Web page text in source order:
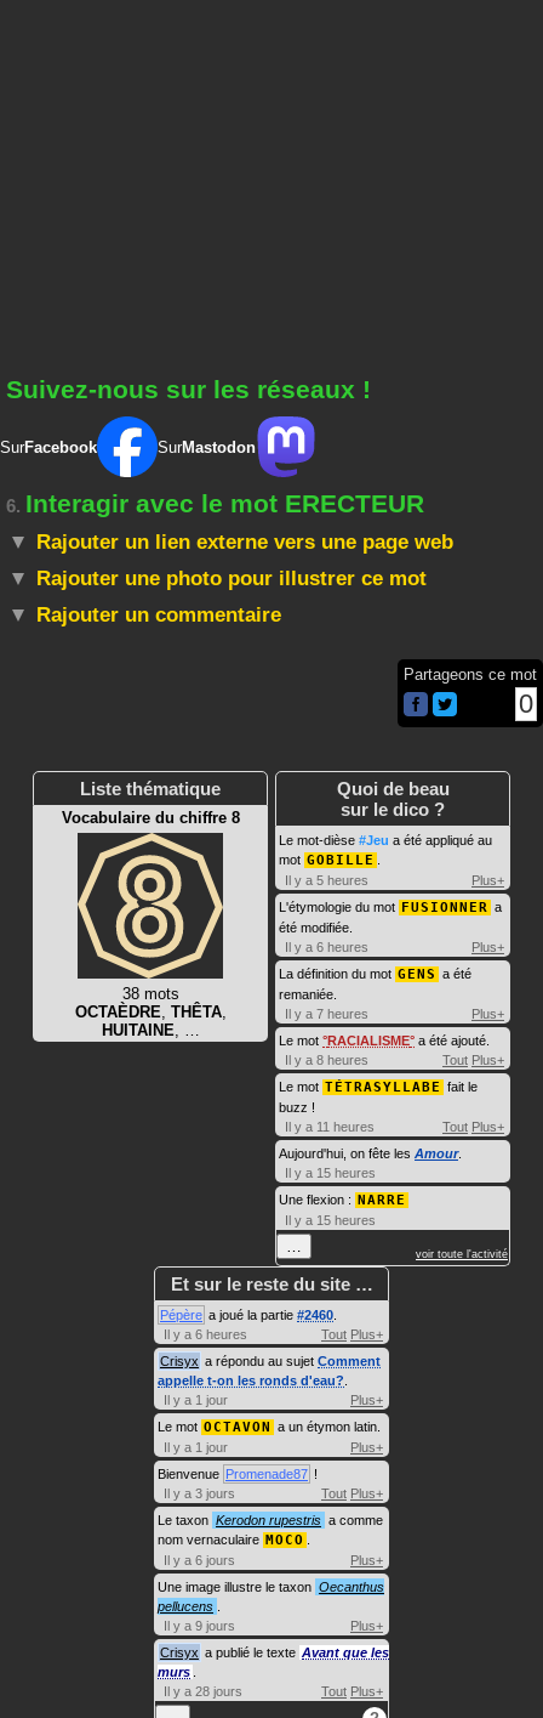
Suivez-nous sur les réseaux !
SurFacebook SurMastodon
6. Interagir avec le mot ERECTEUR
Rajouter un lien externe vers une page web
Rajouter une photo pour illustrer ce mot
Rajouter un commentaire
Partageons ce mot
0
Liste thématique
Vocabulaire du chiffre 8
38 mots
OCTAÈDRE, THÊTA,
HUITAINE, …
Quoi de beau
sur le dico ?
Le mot-dièse #Jeu a été appliqué au
mot GOBILLE
Il y a 5 heures
Plus+
L'étymologie du mot FUSIONNER a
été modifiée.
Il y a 6 heures
Plus+
La définition du mot GENS a été
remaniée.
Il y a 7 heures
Plus+
Le mot RACIALISME a été ajouté.
Il y a 8 heures
Tout Plus+
Le mot TÉTRASYLLABE fait le
buzz !
Il y a 11 heures
Tout Plus+
Aujourd'hui, on fête les Amour.
Il y a 15 heures
Une flexion : NARRE
Il y a 15 heures
… voir toute l'activité
Et sur le reste du site …
Pépère a joué la partie #2460
Il y a 6 heures
Tout Plus+
Crisyx a répondu au sujet Comment
appelle t-on les ronds d'eau?
Il y a 1 jour
Plus+
Le mot OCTAVON a un étymon latin.
Il y a 1 jour
Plus+
Bienvenue Promenade87 !
Il y a 3 jours
Tout Plus+
Le taxon Kerodon rupestris a comme
nom vernaculaire MOCO
Il y a 6 jours
Plus+
Une image illustre le taxon Oecanthus
pellucens
Il y a 9 jours
Plus+
Crisyx a publié le texte Avant que les
murs
Il y a 28 jours
Tout Plus+